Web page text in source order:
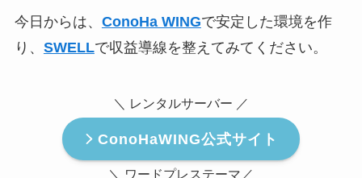
今日からは、 ConoHa WINGで安定した環境を作
り、 SWELLで収益導線を整えてみてください。
＼ レンタルサーバー ／
ConoHaWING公式サイト
＼ ワードプレステーマ／